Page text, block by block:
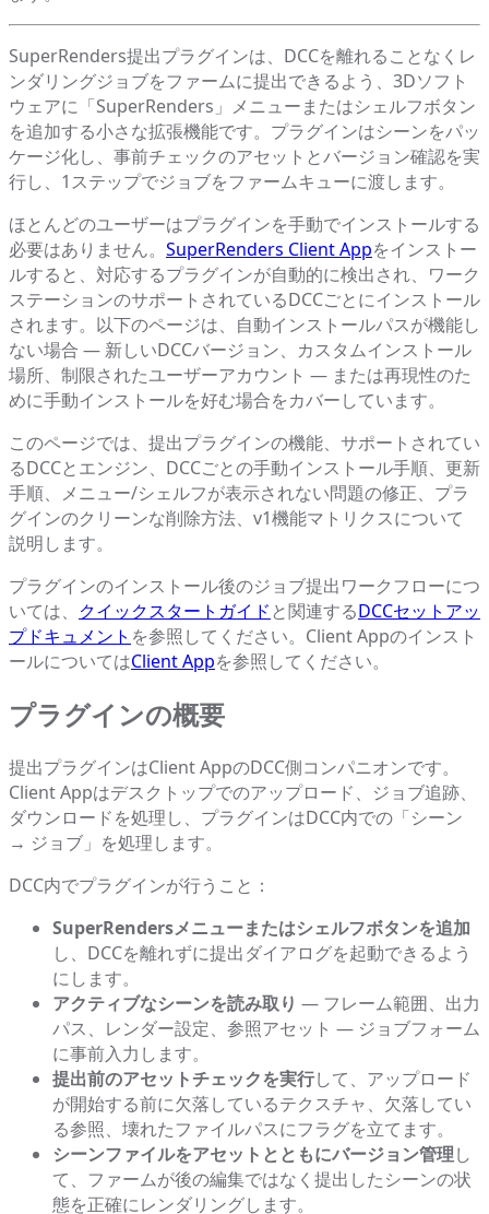
SuperRenders提出プラグインは、DCCを離れることなくレ
ンダリングジョブをファームに提出できるよう、3Dソフト
ウェアに「SuperRenders」メニューまたはシェルフボタン
を追加する小さな拡張機能です。プラグインはシーンをパッ
ケージ化し、事前チェックのアセットとバージョン確認を実
行し、1ステップでジョブをファームキューに渡します。
ほとんどのユーザーはプラグインを手動でインストールする
必要はありません。 SuperRenders Client Appをインストー
ルすると、対応するプラグインが自動的に検出され、ワーク
ステーションのサポートされているDCCごとにインストール
されます。以下のページは、自動インストールパスが機能し
ない場合 — 新しいDCCバージョン、カスタムインストール
場所、制限されたユーザーアカウント — または再現性のた
めに手動インストールを好む場合をカバーしています。
このページでは、提出プラグインの機能、サポートされてい
るDCCとエンジン、DCCごとの手動インストール手順、更新
手順、メニュー/シェルフが表示されない問題の修正、プラ
グインのクリーンな削除方法、v1機能マトリクスについて
説明します。
プラグインのインストール後のジョブ提出ワークフローにつ
いては、 クイックスタートガイド と関連するDCCセットアッ
プドキュメント を参照してください。Client Appのインスト
ールについてはClient Appを参照してください。
プラグインの概要
提出プラグインはClient AppのDCC側コンパニオンです。
Client Appはデスクトップでのアップロード、ジョブ追跡、
ダウンロードを処理し、プラグインはDCC内での「シーン
→ ジョブ」を処理します。
DCC内でプラグインが行うこと：
SuperRendersメニューまたはシェルフボタンを追加
し、DCCを離れずに提出ダイアログを起動できるよう
にします。
アクティブなシーンを読み取り — フレーム範囲、出力
パス、レンダー設定、参照アセット — ジョブフォーム
に事前入力します。
提出前のアセットチェックを実行して、アップロード
が開始する前に欠落しているテクスチャ、欠落してい
る参照、壊れたファイルパスにフラグを立てます。
シーンファイルをアセットとともにバージョン管理し
て、ファームが後の編集ではなく提出したシーンの状
態を正確にレンダリングします。